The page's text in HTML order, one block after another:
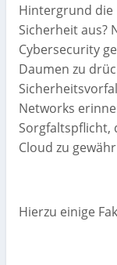
Hintergrund die
Sicherheit aus?
Cybersecurity
Daumen zu
Networks
Sorgfaltspflicht,
Cloud zu
Hierzu einige